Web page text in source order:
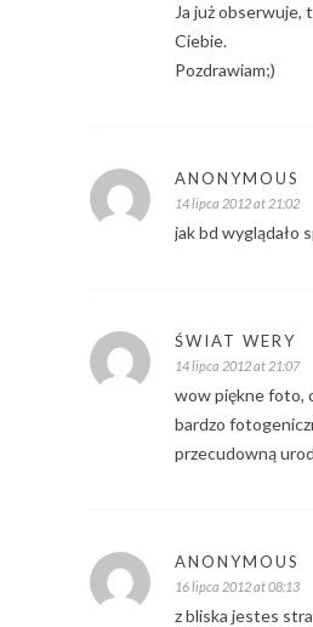
Ja już obserwuje,
Ciebie.
Pozdrawiam;)
ANONYMOUS
14 lipca 2012 at 21:02
jak bd wyglądało
ŚWIAT WERY
14 lipca 2012 at 21:07
wow piękne foto,
bardzo
przecudowną
ANONYMOUS
16 lipca 2012 at 08:13
z bliska jestes